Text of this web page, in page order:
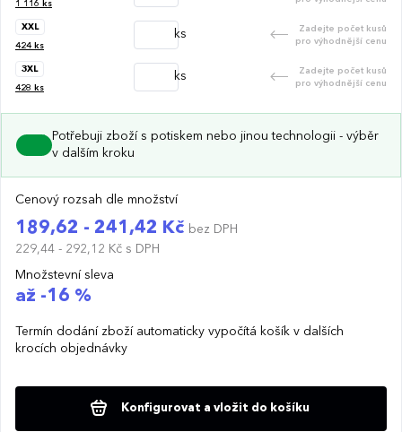
1 116 ks
XXL
424ks
ks
Zadejte počet kusů
pro výhodnější cenu
3XL
428 ks
ks
Zadejte počet kusů
pro výhodnější cenu
Potřebuji zboží s potiskem nebo jinou technologii - výběr
v dalším kroku
Cenový rozsah dle množství
189,62 - 241,42 Kč bez DPH
229,44 - 292,12 Kč s DPH
Množstevní sleva
až -16 %
Termín dodání zboží automaticky vypočítá košík v dalších
krocích objednávky
Konfigurovat a vložit do košíku